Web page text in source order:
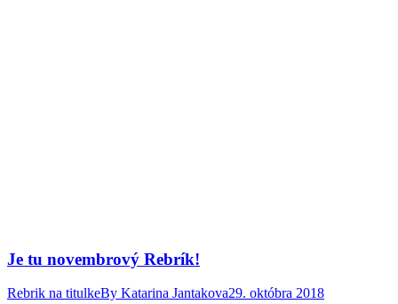
Je tu novembrový Rebrík!
Rebrik na titulkeBy Katarina Jantakova29. októbra 2018